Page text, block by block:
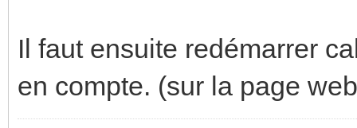
Il faut ensuite redémarrer
en compte. (sur la page